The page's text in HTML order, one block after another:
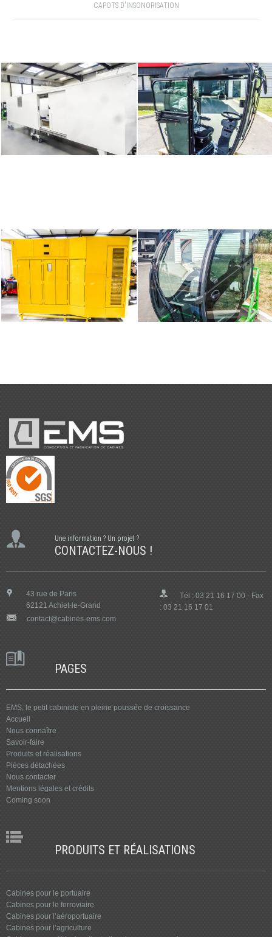
CAPOTS D'INSONORISATION
SPÉCIAUX
AGRICULTURE
FERROVIAIRE AGRICULTURE
Une information ? Un projet ?
CONTACTEZ-NOUS !
43 rue de Paris
62121 Achiet-le-Grand
Tél : 03 21 16 17 00 - Fax
: 03 21 16 17 01
contact@cabines-ems.com
PAGES
EMS, le petit cabiniste en pleine poussée de croissance
Accueil
Nous connaître
Savoir-faire
Produits et réalisations
Pièces détachées
Nous contacter
Mentions légales et crédits
Coming soon
PRODUITS ET RÉALISATIONS
Cabines pour le portuaire
Cabines pour le ferroviaire
Cabines pour l’aéroportuaire
Cabines pour l’agriculture